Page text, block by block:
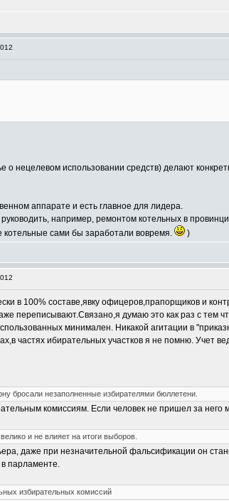
о нецелевом использовании средств) делают
аппарате и есть главное для лидера.
например, ремонтом котельных в
котельные сами бы заработали вовремя.
)
в 100% составе,явку офицеров,прапорщиков и
переписывают.Связано,я думаю это как раз с
минимален. Никакой агитации в
частях ибирательных участков я не помню. Учет
бросали незаполненные избирателями бюллетени.
комиссиям. Если человек не пришел за него
и не влияет на итоги выборов.
даже при незначительной фальсификации он
в парламенте.
избирательных комиссий